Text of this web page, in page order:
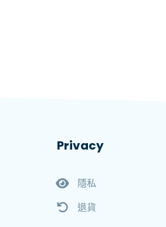
Privacy
隱私
退貨